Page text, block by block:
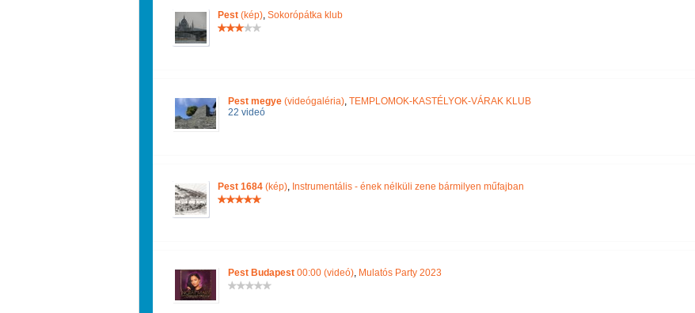
Pest (kép), Sokorópátka klub
Pest megye (videógaléria), TEMPLOMOK-KASTÉLYOK-VÁRAK KLUB
22 videó
Pest 1684 (kép), Instrumentális - ének nélküli zene bármilyen műfajban
Pest Budapest 00:00 (videó), Mulatós Party 2023